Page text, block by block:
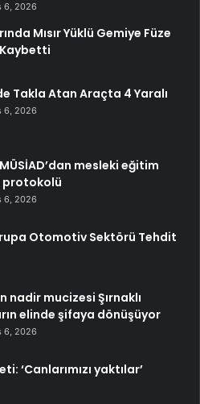
6, 2026
Mısır Yüklü Gemiye Füze
Kaybetti
Takla Atan Araçta 4 Yaralı
6, 2026
MÜSİAD’dan mesleki eğitim
protokolü
6, 2026
Otomotiv Sektörü Tehdit
nadir mucizesi Şırnaklı
elinde şifaya dönüşüyor
6, 2026
‘Canlarımızı yaktılar’